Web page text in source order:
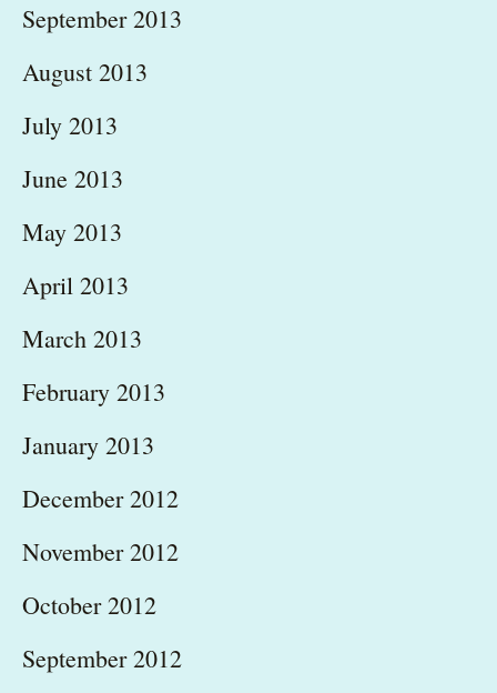
September 2013
August 2013
July 2013
June 2013
May 2013
April 2013
March 2013
February 2013
January 2013
December 2012
November 2012
October 2012
September 2012